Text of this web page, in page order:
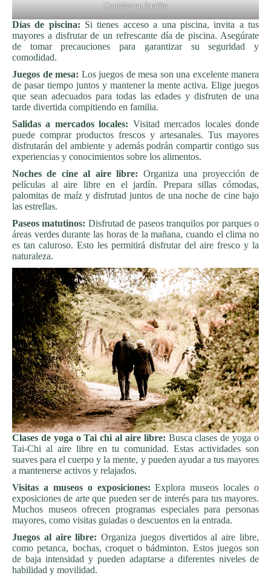
Comidas en familia
Días de piscina: Si tienes acceso a una piscina, invita a tus
mayores a disfrutar de un refrescante día de piscina. Asegúrate
de tomar precauciones para garantizar su seguridad y
comodidad.
Juegos de mesa: Los juegos de mesa son una excelente manera
de pasar tiempo juntos y mantener la mente activa. Elige juegos
que sean adecuados para todas las edades y disfruten de una
tarde divertida compitiendo en familia.
Salidas a mercados locales: Visitad mercados locales donde
puede comprar productos frescos y artesanales. Tus mayores
disfrutarán del ambiente y además podrán compartir contigo sus
experiencias y conocimientos sobre los alimentos.
Noches de cine al aire libre: Organiza una proyección de
películas al aire libre en el jardín. Prepara sillas cómodas,
palomitas de maíz y disfrutad juntos de una noche de cine bajo
las estrellas.
Paseos matutinos: Disfrutad de paseos tranquilos por parques o
áreas verdes durante las horas de la mañana, cuando el clima no
es tan caluroso. Esto les permitirá disfrutar del aire fresco y la
naturaleza.
Clases de yoga o Tai chi al aire libre: Busca clases de yoga o
Tai-Chi al aire libre en tu comunidad. Estas actividades son
suaves para el cuerpo y la mente, y pueden ayudar a tus mayores
a mantenerse activos y relajados.
Visitas a museos o exposiciones: Explora museos locales o
exposiciones de arte que pueden ser de interés para tus mayores.
Muchos museos ofrecen programas especiales para personas
mayores, como visitas guiadas o descuentos en la entrada.
Juegos al aire libre: Organiza juegos divertidos al aire libre,
como petanca, bochas, croquet o bádminton. Estos juegos son
de baja intensidad y pueden adaptarse a diferentes niveles de
habilidad y movilidad.